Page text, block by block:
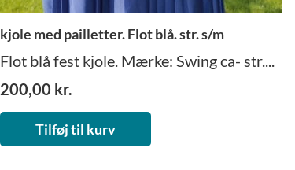
kjole med pailletter. Flot blå. str. s/m
Flot blå fest kjole. Mærke: Swing ca- str....
200,00 kr.
Tilføj til kurv